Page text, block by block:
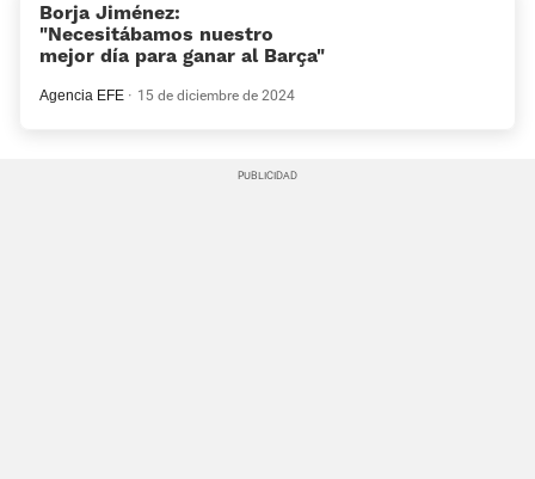
Borja Jiménez:
"Necesitábamos nuestro
mejor día para ganar al Barça"
Agencia EFE 15 de diciembre de 2024